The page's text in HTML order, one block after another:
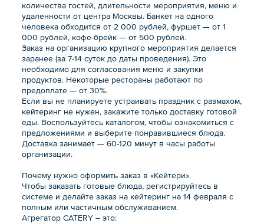
количества гостей, длительности мероприятия, меню и
удаленности от центра Москвы. Банкет на одного
человека обходится от 2 000 рублей, фуршет — от 1
000 рублей, кофе-брейк — от 500 рублей.
Заказ на организацию крупного мероприятия делается
заранее (за 7-14 суток до даты проведения). Это
необходимо для согласования меню и закупки
продуктов. Некоторые рестораны работают по
предоплате — от 30%.
Если вы не планируете устраивать праздник с размахом,
кейтеринг не нужен, закажите только доставку готовой
еды. Воспользуйтесь каталогом, чтобы ознакомиться с
предложениями и выберите понравившиеся блюда.
Доставка занимает — 60-120 минут в часы работы
организации.
Почему нужно оформить заказ в «Кейтери».
Чтобы заказать готовые блюда, регистрируйтесь в
системе и делайте заказ на кейтеринг на 14 февраля с
полным или частичным обслуживанием.
Агрегатор CATERY – это: